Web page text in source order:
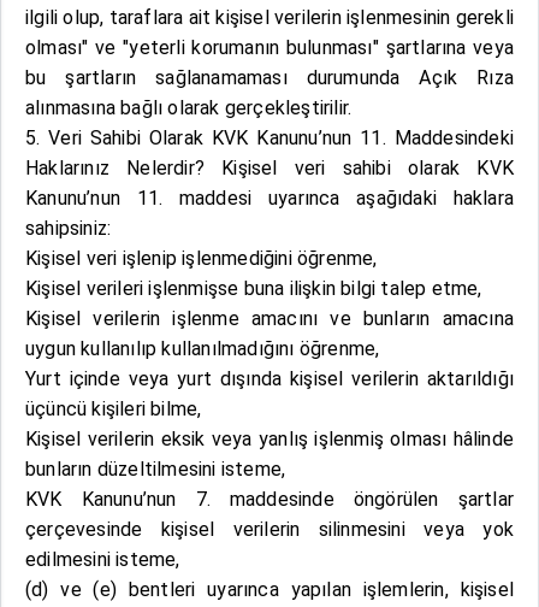
ilgili olup, taraflara ait kişisel verilerin işlenmesinin gerekli
olması" ve "yeterli korumanın bulunması" şartlarına veya
bu şartların sağlanamaması durumunda Açık Rıza
alınmasına bağlı olarak gerçekleştirilir.
5. Veri Sahibi Olarak KVK Kanunu’nun 11. Maddesindeki
Haklarınız Nelerdir? Kişisel veri sahibi olarak KVK
Kanunu’nun 11. maddesi uyarınca aşağıdaki haklara
sahipsiniz:
Kişisel veri işlenip işlenmediğini öğrenme,
Kişisel verileri işlenmişse buna ilişkin bilgi talep etme,
Kişisel verilerin işlenme amacını ve bunların amacına
uygun kullanılıp kullanılmadığını öğrenme,
Yurt içinde veya yurt dışında kişisel verilerin aktarıldığı
üçüncü kişileri bilme,
Kişisel verilerin eksik veya yanlış işlenmiş olması hâlinde
bunların düzeltilmesini isteme,
KVK Kanunu’nun 7. maddesinde öngörülen şartlar
çerçevesinde kişisel verilerin silinmesini veya yok
edilmesini isteme,
(d) ve (e) bentleri uyarınca yapılan işlemlerin, kişisel